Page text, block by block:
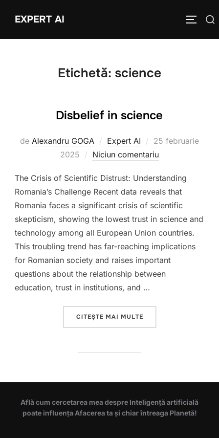
EXPERT AI
Caută
Etichetă: science
Disbelief in science
de Alexandru GOGA Expert AI
Publicat
pe
25 februarie
2025
Niciun comentariu
The Crisis of Scientific Distrust: Understanding
Romania’s Challenge Recent data reveals that
Romania faces a significant crisis of scientific
skepticism, showing the lowest trust in science and
technology among all European Union countries.
This troubling trend has far-reaching implications
for Romanian society and raises important
questions about the relationship between
education, trust in institutions, and …
CITEȘTE MAI MULTE„DISBELIEF IN
Află cum cercetarea mea despre Inteligență artificială
poate influența Afacerea ta și chiar întreaga Planetă!